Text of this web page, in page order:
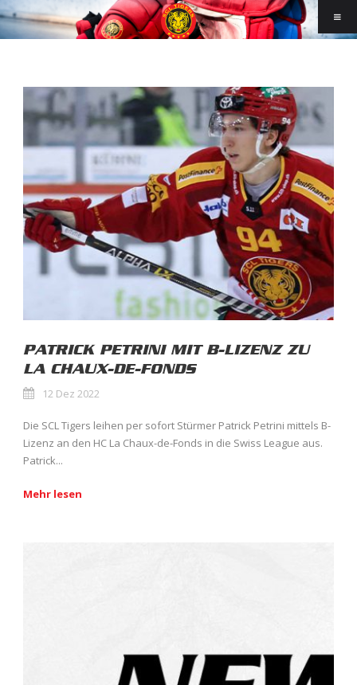
PATRICK PETRINI MIT B-LIZENZ ZU
LA CHAUX-DE-FONDS
12 Dez 2022
Die SCL Tigers leihen per sofort Stürmer Patrick Petrini mittels B-
Lizenz an den HC La Chaux-de-Fonds in die Swiss League aus.
Patrick...
Mehr lesen